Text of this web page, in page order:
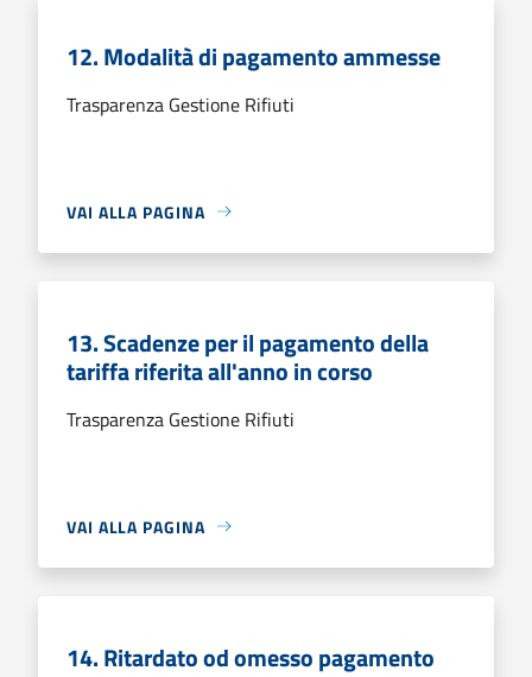
12. Modalità di pagamento ammesse
Trasparenza Gestione Rifiuti
VAI ALLA PAGINA
13. Scadenze per il pagamento della
tariffa riferita all'anno in corso
Trasparenza Gestione Rifiuti
VAI ALLA PAGINA
14. Ritardato od omesso pagamento